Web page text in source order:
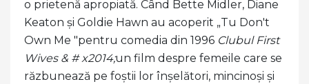
o prietenă apropiată. Când Bette Midler, Diane
Keaton și Goldie Hawn au acoperit „Tu Don't
Own Me "pentru comedia din 1996 Clubul First
Wives & # x2014;un film despre femeile care se
răzbunează pe foștii lor înșelători, mincinoși și